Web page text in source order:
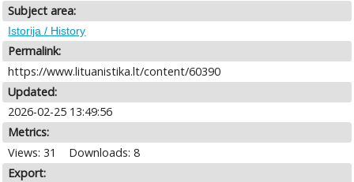
Subject area:
Istorija / History
Permalink:
https://www.lituanistika.lt/content/60390
Updated:
2026-02-25 13:49:56
Metrics:
Views: 31
Downloads: 8
Export: